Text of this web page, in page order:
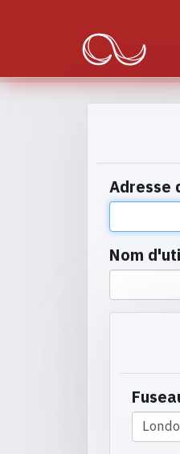
principal
navigation
Adresse
Nom